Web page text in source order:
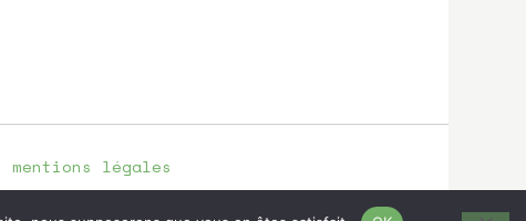
mentions légales
98